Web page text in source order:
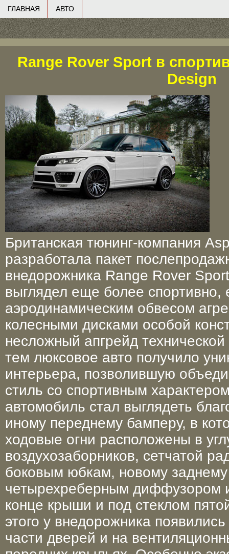
ГЛАВНАЯ АВТО
Range Rover Sport в
Design
Британская тюнинг-компания
разработала пакет
внедорожника Range Rover
выглядел еще более спортивно,
аэродинамическим обвесом
колесными дисками особой
несложный апгрейд
тем люксовое авто получило
интерьера, позволившую
стиль со спортивным
автомобиль стал выглядеть
иному переднему бамперу, в
ходовые огни расположены в
воздухозаборников, сетчатой
боковым юбкам, новому
четырехреберным диффузором
конце крыши и под стеклом
этого у внедорожника
части дверей и на